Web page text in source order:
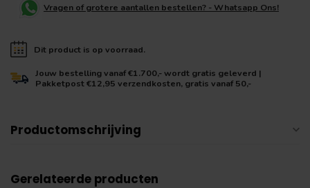
Vragen of grotere aantallen bestellen? - Whatsapp Ons!
Dit product is op voorraad.
Jouw bestelling vanaf €1.700,- wordt gratis geleverd |
Pakketpost €12,95 verzendkosten, gratis vanaf 50,-
Productomschrijving
Gerelateerde producten